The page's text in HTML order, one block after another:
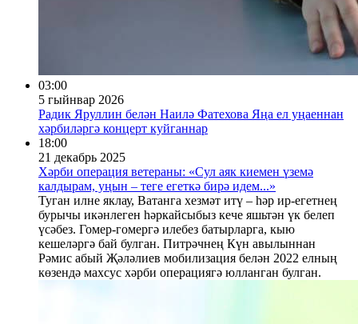
03:00
5 гыйнвар 2026
Радик Яруллин белән Наилә Фатехова Яңа ел уңаеннан
хәрбиләргә концерт куйганнар
18:00
21 декабрь 2025
Хәрби операция ветераны: «Сул аяк киемен үземә
калдырам, уңын – теге егеткә бирә идем...»
Туган илне яклау, Ватанга хезмәт итү – һәр ир-егетнең
бурычы икәнлеген һәркайсыбыз кече яшьтән үк белеп
үсәбез. Гомер-гомергә илебез батырларга, кыю
кешеләргә бай булган. Питрәчнең Күн авылыннан
Рәмис абый Җәләлиев мобилизация белән 2022 елның
көзендә махсус хәрби операциягә юлланган булган.